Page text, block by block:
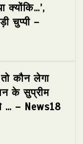
क्योंकि…’,
चुप्पी –
कौन लेगा
के सुप्रीम
… – News18